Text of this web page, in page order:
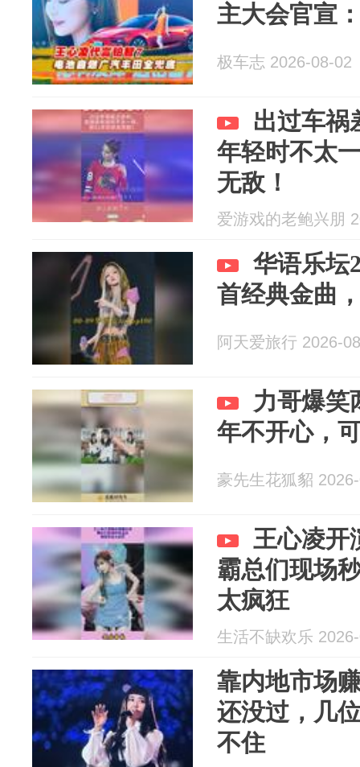
主大会官宣
极车志 2026-08-02
出过车祸
年轻时不太
无敌！
爱游戏的老鲍兴朋
华语乐坛
首经典金曲
阿天爱旅行 2026-
力哥爆笑
年不开心，
豪先生花狐貂
王心凌开
霸总们现场
太疯狂
生活不缺欢乐
靠内地市场
还没过，几
不住